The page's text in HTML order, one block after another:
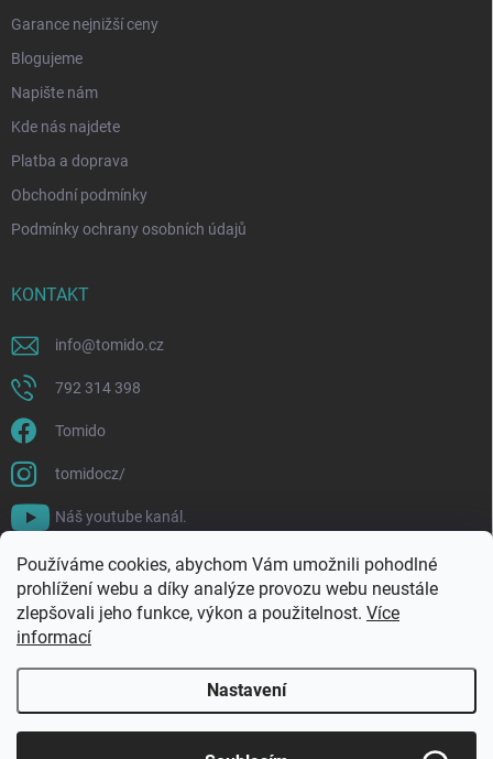
Používáme cookies, abychom Vám umožnili pohodlné
prohlížení webu a díky analýze provozu webu neustále
zlepšovali jeho funkce, výkon a použitelnost. Více
informací
Nastavení
Garance nejnižší ceny
Blogujeme
Napište nám
Kde nás najdete
Platba a doprava
Obchodní podmínky
Podmínky ochrany osobních údajů
KONTAKT
info@tomido.cz
792 314 398
Tomido
tomidocz/
Náš youtube kanál.
Tomido . Všechna práva vyhrazena.